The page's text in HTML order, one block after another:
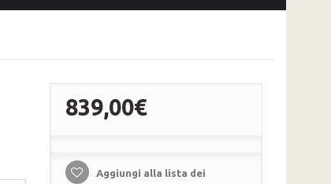
839,00€
Aggiungi alla lista dei